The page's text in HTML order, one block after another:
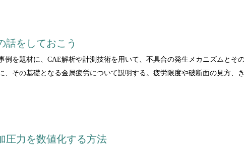
をしておこう
を題材に、CAE解析や計測技術を用いて、不具合の発生メカニズムとそ
その基礎となる金属疲労について説明する。疲労限度や破断面の見方、
圧力を数値化する方法